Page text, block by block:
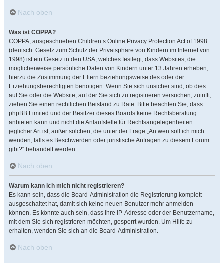
Nach oben
Was ist COPPA?
COPPA, ausgeschrieben Children’s Online Privacy Protection Act of 1998
(deutsch: Gesetz zum Schutz der Privatsphäre von Kindern im Internet von
1998) ist ein Gesetz in den USA, welches festlegt, dass Websites, die
möglicherweise persönliche Daten von Kindern unter 13 Jahren erheben,
hierzu die Zustimmung der Eltern beziehungsweise des oder der
Erziehungsberechtigten benötigen. Wenn Sie sich unsicher sind, ob dies
auf Sie oder die Website, auf der Sie sich zu registrieren versuchen, zutrifft,
ziehen Sie einen rechtlichen Beistand zu Rate. Bitte beachten Sie, dass
phpBB Limited und der Besitzer dieses Boards keine Rechtsberatung
anbieten kann und nicht die Anlaufstelle für Rechtsangelegenheiten
jeglicher Art ist; außer solchen, die unter der Frage „An wen soll ich mich
wenden, falls es Beschwerden oder juristische Anfragen zu diesem Forum
gibt?“ behandelt werden.
Nach oben
Warum kann ich mich nicht registrieren?
Es kann sein, dass die Board-Administration die Registrierung komplett
ausgeschaltet hat, damit sich keine neuen Benutzer mehr anmelden
können. Es könnte auch sein, dass Ihre IP-Adresse oder der Benutzername,
mit dem Sie sich registrieren möchten, gesperrt wurden. Um Hilfe zu
erhalten, wenden Sie sich an die Board-Administration.
Nach oben